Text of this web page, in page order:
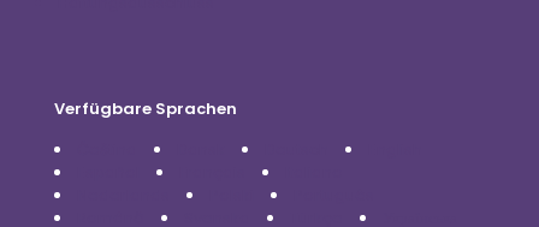
Verfügbare Sprachen